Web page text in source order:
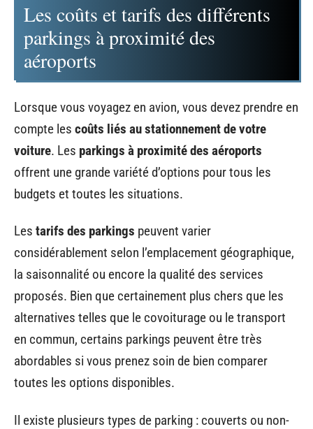
Les coûts et tarifs des différents
parkings à proximité des
aéroports
Lorsque vous voyagez en avion, vous devez prendre en
compte les coûts liés au stationnement de votre
voiture. Les parkings à proximité des aéroports
offrent une grande variété d’options pour tous les
budgets et toutes les situations.
Les tarifs des parkings peuvent varier
considérablement selon l’emplacement géographique,
la saisonnalité ou encore la qualité des services
proposés. Bien que certainement plus chers que les
alternatives telles que le covoiturage ou le transport
en commun, certains parkings peuvent être très
abordables si vous prenez soin de bien comparer
toutes les options disponibles.
Il existe plusieurs types de parking : couverts ou non-